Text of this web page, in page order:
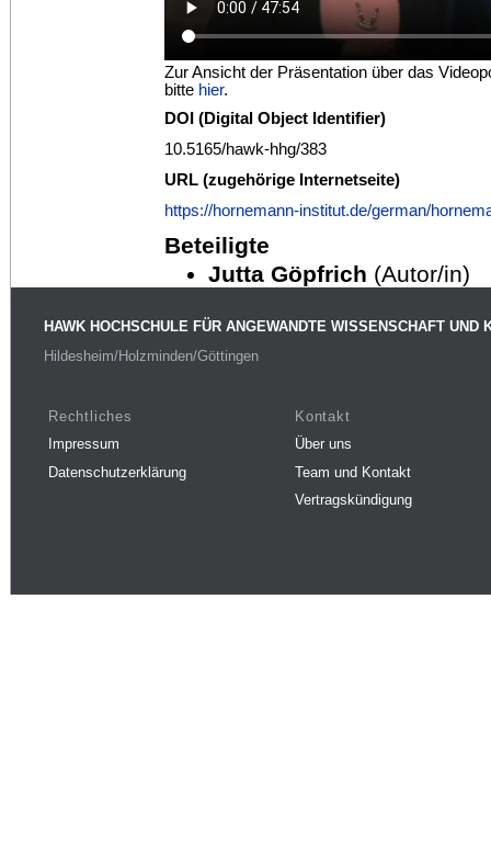
Zur Ansicht der Präsentation über das
bitte hier.
DOI (Digital Object Identifier)
10.5165/hawk-hhg/383
URL (zugehörige Internetseite)
https://hornemann-institut.de/german/
Beteiligte
Jutta Göpfrich (Autor/in)
HAWK HOCHSCHULE FÜR ANGEWANDTE WISSENSCHAFT UND
Hildesheim/Holzminden/Göttingen
Rechtliches
Impressum
Datenschutzerklärung
Kontakt
Über uns
Team und Kontakt
Vertragskündigung